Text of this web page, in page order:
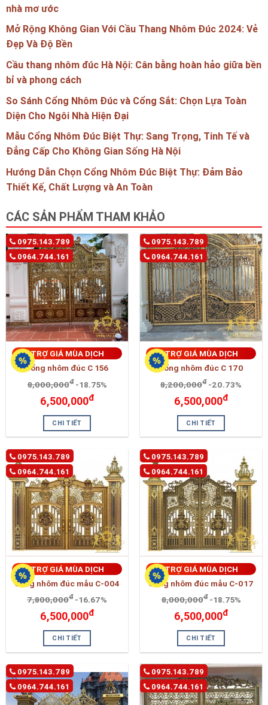
nhà mơ ước
Mở Rộng Không Gian Với Cầu Thang Nhôm Đúc 2024: Vẻ
Đẹp Và Độ Bền
Cầu thang nhôm đúc Hà Nội: Cân bằng hoàn hảo giữa bền
bỉ và phong cách
So Sánh Cổng Nhôm Đúc và Cổng Sắt: Chọn Lựa Toàn
Diện Cho Ngôi Nhà Hiện Đại
Mẫu Cổng Nhôm Đúc Biệt Thự: Sang Trọng, Tinh Tế và
Đẳng Cấp Cho Không Gian Sống Hà Nội
Hướng Dẫn Chọn Cổng Nhôm Đúc Biệt Thự: Đảm Bảo
Thiết Kế, Chất Lượng và An Toàn
CÁC SẢN PHẨM THAM KHẢO
0975.143.789
0964.744.161
TRỢ GIÁ MÙA DỊCH
cổng nhôm đúc C 156
8,000,000đ -18.75%
6,500,000đ
CHI TIẾT
0975.143.789
0964.744.161
TRỢ GIÁ MÙA DỊCH
cổng nhôm đúc C 170
8,200,000đ -20.73%
6,500,000đ
CHI TIẾT
0975.143.789
0964.744.161
TRỢ GIÁ MÙA DỊCH
Cổng nhôm đúc mẫu C-004
7,800,000đ -16.67%
6,500,000đ
CHI TIẾT
0975.143.789
0964.744.161
TRỢ GIÁ MÙA DỊCH
Cổng nhôm đúc mẫu C-017
8,000,000đ -18.75%
6,500,000đ
CHI TIẾT
0975.143.789
0964.744.161
0975.143.789
0964.744.161